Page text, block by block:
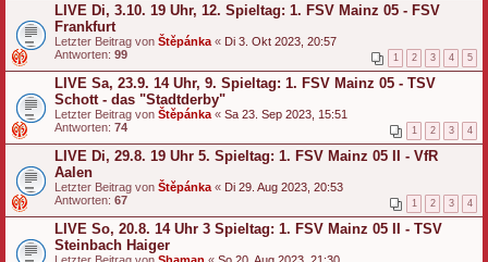
LIVE Di, 3.10. 19 Uhr, 12. Spieltag: 1. FSV Mainz 05 - FSV
Frankfurt
Letzter Beitrag von Štěpánka « Di 3. Okt 2023, 20:57
Antworten: 99 1 2 3 4 5
LIVE Sa, 23.9. 14 Uhr, 9. Spieltag: 1. FSV Mainz 05 - TSV
Schott - das "Stadtderby"
Letzter Beitrag von Štěpánka « Sa 23. Sep 2023, 15:51
Antworten: 74 1 2 3 4
LIVE Di, 29.8. 19 Uhr 5. Spieltag: 1. FSV Mainz 05 II - VfR
Aalen
Letzter Beitrag von Štěpánka « Di 29. Aug 2023, 20:53
Antworten: 67 1 2 3 4
LIVE So, 20.8. 14 Uhr 3 Spieltag: 1. FSV Mainz 05 II - TSV
Steinbach Haiger
Letzter Beitrag von Shaman « So 20. Aug 2023, 21:30